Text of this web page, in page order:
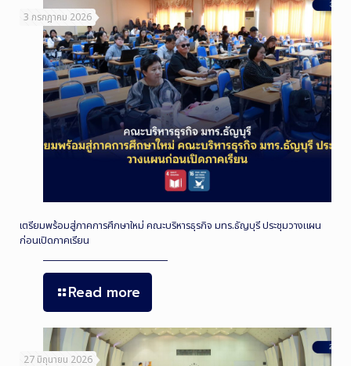
3 กรกฎาคม 2026
เตรียมพร้อมสู่ภาคการศึกษาใหม่ คณะบริหารธุรกิจ มทร.ธัญบุรี ประชุมวางแผน
ก่อนเปิดภาคเรียน
Read more
27 มิถุนายน 2026